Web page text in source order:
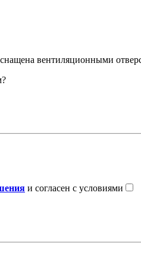
вентиляционными
и согласен с условиями